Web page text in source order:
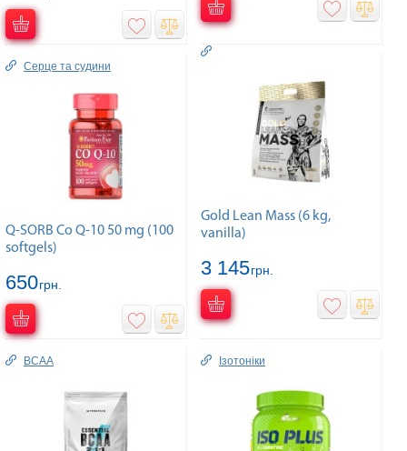
Серце та судини
Q-SORB Co Q-10 50 mg (100
softgels)
650грн.
Gold Lean Mass (6 kg,
vanilla)
3 145грн.
BCAA Ізотоніки